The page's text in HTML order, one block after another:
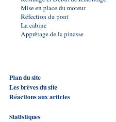
Mise en place du moteur
Réfection du pont
La cabine
Apprètage de la pinasse
Plan du site
Les brèves du site
Réactions aux articles
Statistiques